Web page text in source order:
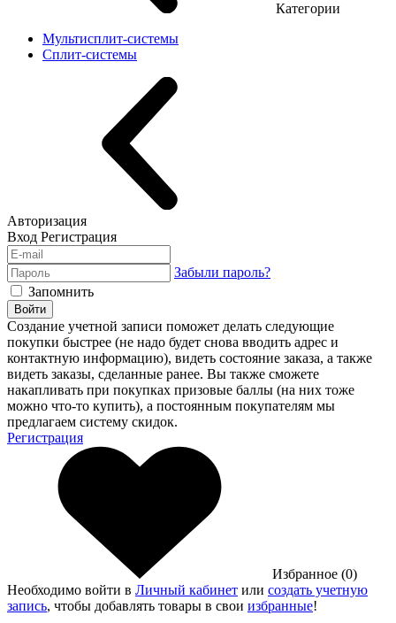
Категории
Мультисплит-системы
Сплит-системы
Авторизация
Вход Регистрация
Забыли пароль?
Запомнить
Войти
Создание учетной записи поможет делать следующие
покупки быстрее (не надо будет снова вводить адрес и
контактную информацию), видеть состояние заказа, а также
видеть заказы, сделанные ранее. Вы также сможете
накапливать при покупках призовые баллы (на них тоже
можно что-то купить), а постоянным покупателям мы
предлагаем систему скидок.
Регистрация
Избранное (0)
Необходимо войти в Личный кабинет или создать учетную
запись, чтобы добавлять товары в свои избранные!